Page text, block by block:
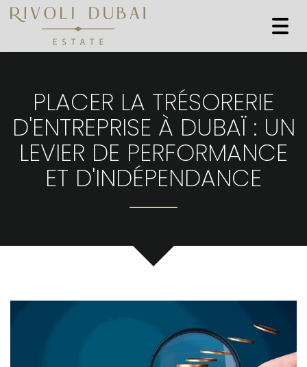
PLACER LA TRÉSORERIE
D'ENTREPRISE À DUBAÏ : UN
LEVIER DE PERFORMANCE
ET D'INDÉPENDANCE